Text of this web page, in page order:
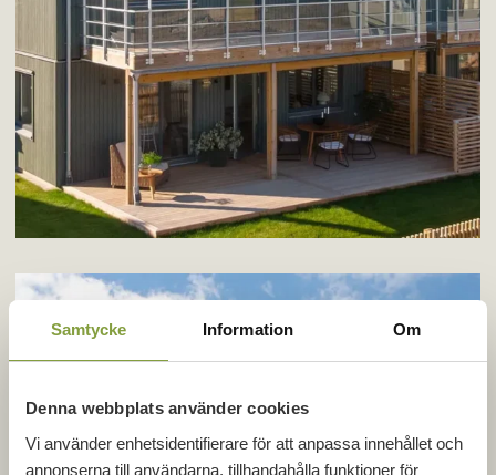
Samtycke Information Om
Denna webbplats använder cookies
Vi använder enhetsidentifierare för att anpassa innehållet och
annonserna till användarna, tillhandahålla funktioner för